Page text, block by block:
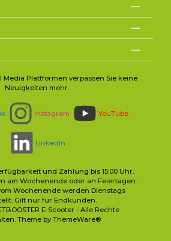
Media Plattformen verpassen Sie keine
Neuigkeiten mehr.
Instagram YouTube
LinkedIn
und Zahlung bis 15:00 Uhr.
am Wochenende oder an Feiertagen.
Wochenende werden Dienstags
Gilt nur für Endkunden.
E-Scooter - Alle Rechte
Theme by ThemeWare®